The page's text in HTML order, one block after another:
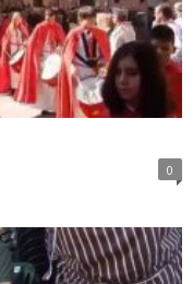
0